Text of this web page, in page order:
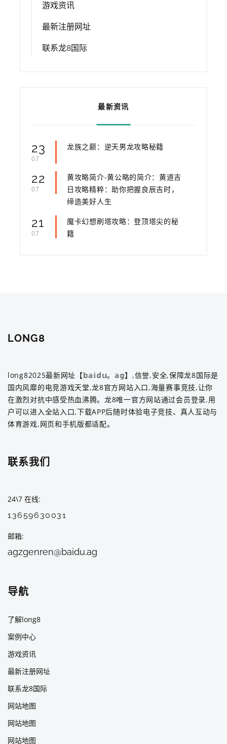
游戏资讯
最新注册网址
联系龙8国际
最新资讯
23
07
龙族之巅：逆天男龙攻略秘籍
22
07
黄攻略简介-黄公略的简介：黄道吉
日攻略精粹：助你把握良辰吉时，
缔造美好人生
21
07
魔卡幻想刷塔攻略：登顶塔尖的秘
籍
LONG8
long82025最新网址【𝕓𝕒𝕚𝕕𝕦。𝕒𝕘】,信誉,安全,保障龙8国际是
国内风靡的电竞游戏天堂,龙8官方网站入口,海量赛事竞技,让你
在激烈对抗中感受热血沸腾。龙8唯一官方网站通过会员登录,用
户可以进入全站入口,下载APP后随时体验电子竞技、真人互动与
体育游戏,网页和手机版都适配。
联系我们
24\7 在线
13659630031
邮箱
agzgenren@baidu.ag
导航
了解long8
案例中心
游戏资讯
最新注册网址
联系龙8国际
网站地图
网站地图
网站地图